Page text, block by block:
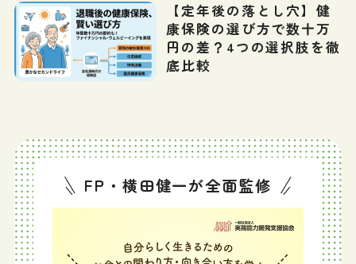
【定年後の落とし穴】健
康保険の選び方で数十万
円の差？4つの選択肢を徹
底比較
FP・横田健一が全面監修